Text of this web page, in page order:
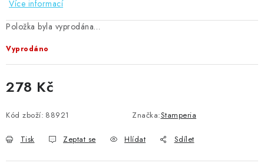
Více informací
Položka byla vyprodána…
Vyprodáno
278 Kč
Kód zboží: 88921 Značka:Stamperia
Tisk Zeptat se Hlídat Sdílet